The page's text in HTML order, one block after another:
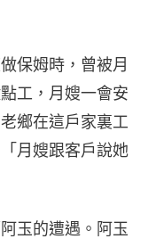
保姆時，曾被月
工，月嫂一會安
鄉在這戶家裏工
月嫂跟客戶說她
玉的遭遇。阿玉